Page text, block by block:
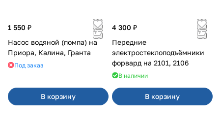
1 550 ₽
Насос водяной (помпа) на
Приора, Калина, Гранта
Под заказ
В корзину
4 300 ₽
Передние
электростеклоподъёмники
форвард на 2101, 2106
В наличии
В корзину